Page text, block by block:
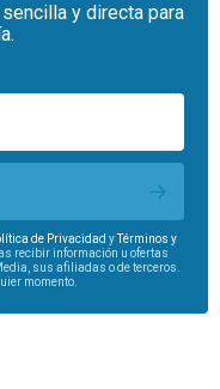
y directa para
de Privacidad y
Términos y
recibir información u ofertas
sus afiliadas o de terceros.
momento.